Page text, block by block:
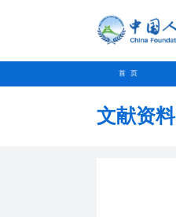
首 页
文献资料